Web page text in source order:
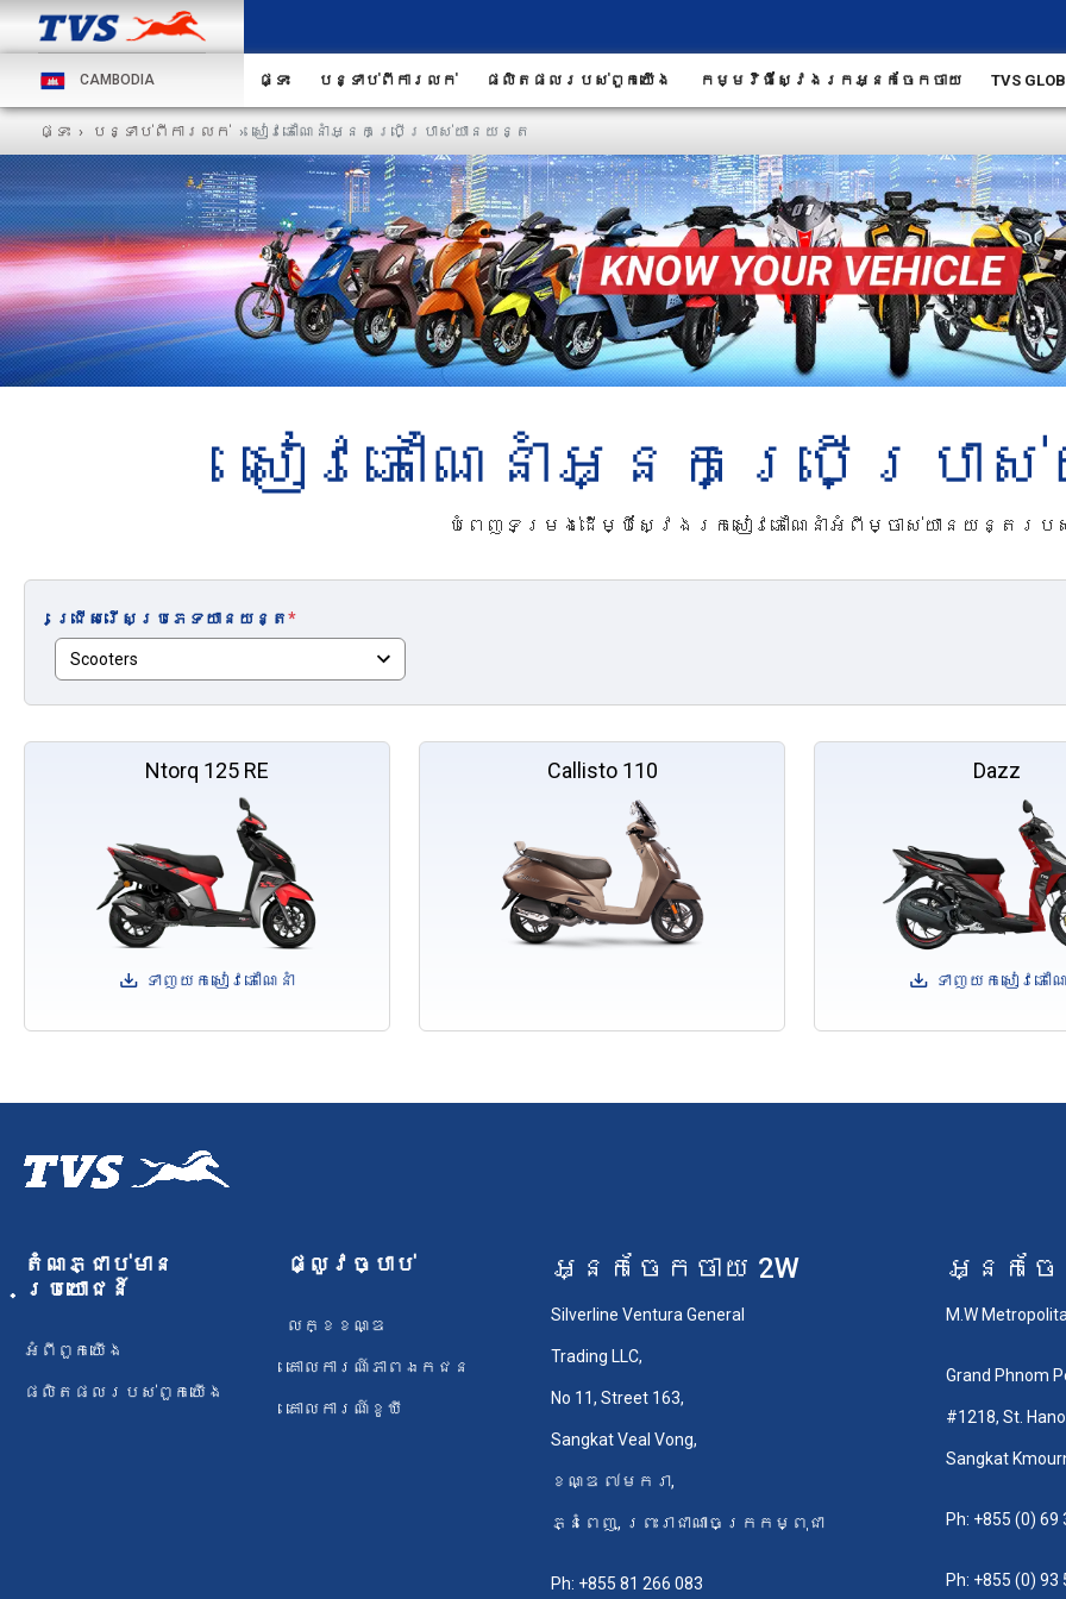
CAMBODIA ផ្ទះ បន្ទាប់ពីការលក់ ផលិតផល​របស់​ពួក​យើង កម្មវិធីស្វែងរកអ្នកចែកចាយ TVS
ផ្ទះ បន្ទាប់ពីការលក់ សៀវភៅណែនាំអ្នកប្រើប្រាស់យានយន្ត
សៀវភៅណែនាំអ្នកប្រើប្រា
បំពេញទម្រង់ដើម្បីស្វែងរកសៀវភៅណែនាំអំពីម្ចាស់យានយន្ត
ជ្រើសរើសប្រភេទយានយន្ត*
Ntorq 125 RE
ទាញយកសៀវភៅណែនាំ
Callisto 110 Dazz
ទាញយកសៀវភៅណ
តំណភ្ជាប់មាន
ប្រយោជន៍
អំពី​ពួក​យើង
ផលិតផល​របស់​ពួក​យើង
ផ្លូវច្បាប់
លក្ខខណ្ឌ
គោលការណ៍​ភាព​ឯកជន
គោលការណ៍ខូឃី
អ្នកចែកចាយ 2W
Silverline Ventura General
Trading LLC,
No 11, Street 163,
Sangkat Veal Vong,
ខណ្ឌ ៧មករា,
ភ្នំពេញ, ព្រះរាជាណាចក្រកម្ពុជា
Ph: +855 81 266 083
អ្នកចែ
M.W
Grand Phnom
#1218, St.
Sangkat
Ph: +855 (0) 69
Ph: +855 (0) 93